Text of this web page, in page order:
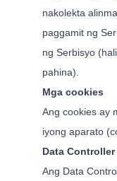
nakolekta
paggamit ng
ng Serbisyo
pahina).
Mga cookies
Ang cookies ay
iyong aparato
Data Controller
Ang Data